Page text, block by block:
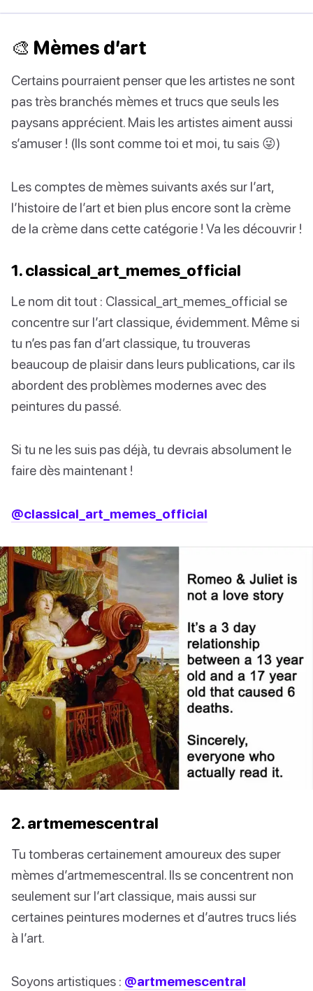
🎨 Mèmes d’art
Certains pourraient penser que les artistes ne sont
pas très branchés mèmes et trucs que seuls les
paysans apprécient. Mais les artistes aiment aussi
s’amuser ! (Ils sont comme toi et moi, tu sais 😜)
Les comptes de mèmes suivants axés sur l’art,
l’histoire de l’art et bien plus encore sont la crème
de la crème dans cette catégorie ! Va les découvrir !
1. classical_art_memes_official
Le nom dit tout : Classical_art_memes_official se
concentre sur l’art classique, évidemment. Même si
tu n’es pas fan d’art classique, tu trouveras
beaucoup de plaisir dans leurs publications, car ils
abordent des problèmes modernes avec des
peintures du passé.
Si tu ne les suis pas déjà, tu devrais absolument le
faire dès maintenant !
@classical_art_memes_official
2. artmemescentral
Tu tomberas certainement amoureux des super
mèmes d’artmemescentral. Ils se concentrent non
seulement sur l’art classique, mais aussi sur
certaines peintures modernes et d’autres trucs liés
à l’art.
Soyons artistiques : @artmemescentral